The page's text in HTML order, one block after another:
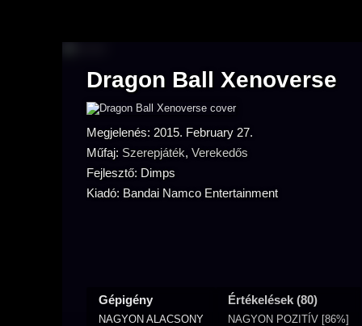
Dragon Ball Xenoverse
Megjelenés: 2015. February 27.
Műfaj: Szerepjáték, Verekedős
Fejlesztő: Dimps
Kiadó: Bandai Namco Entertainment
Gépigény
NAGYON ALACSONY
Értékelések (80)
NAGYON POZITÍV [86%]